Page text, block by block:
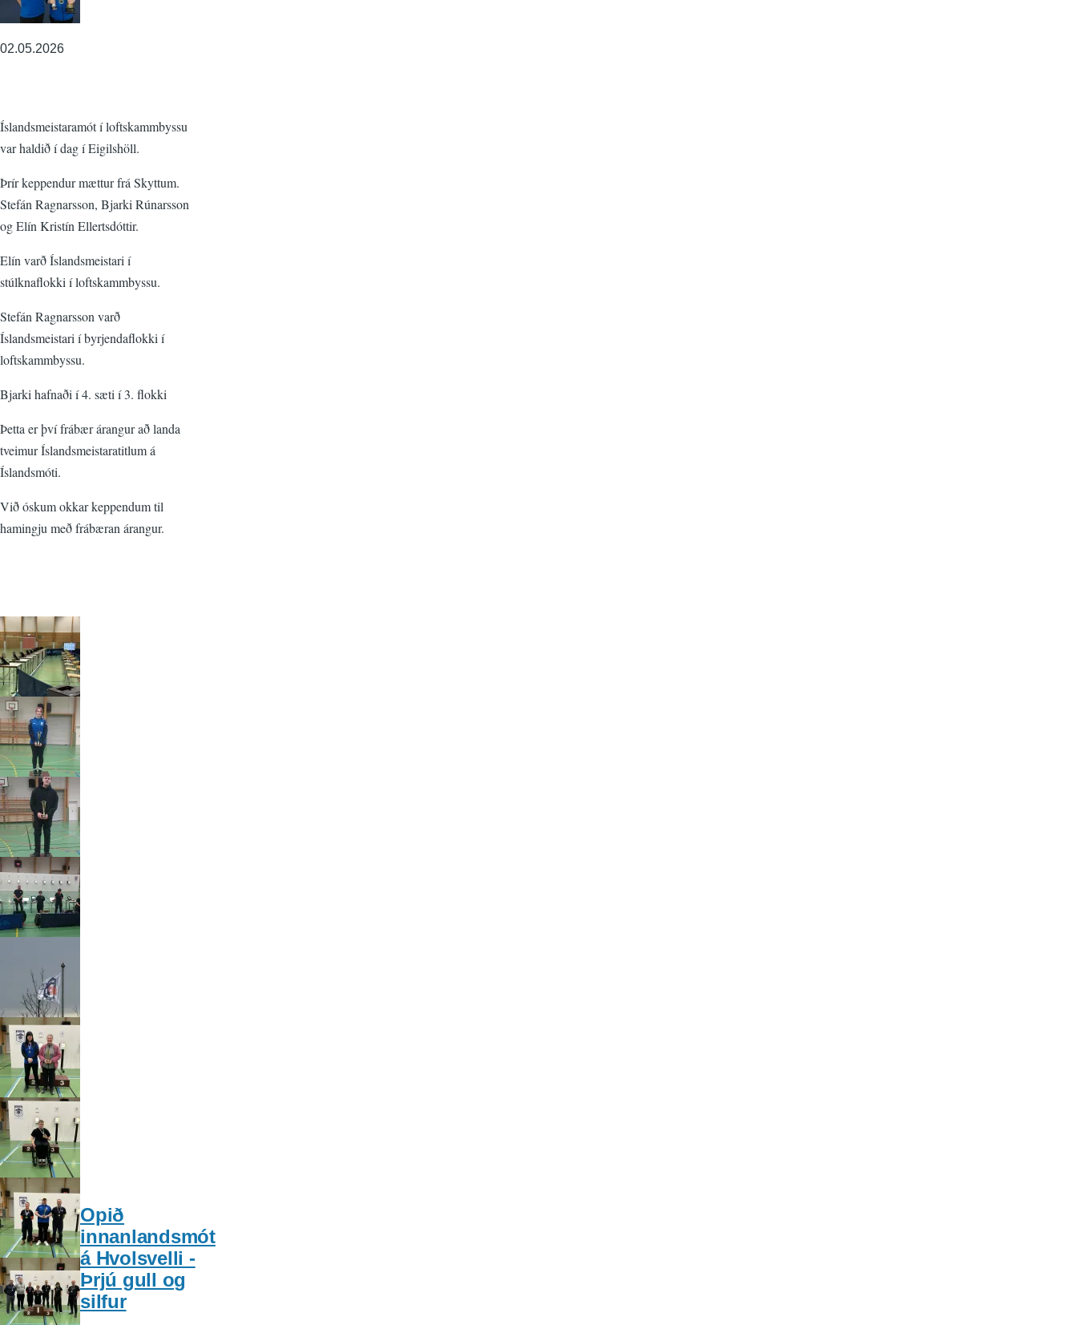
02.05.2026
Íslandsmeistaramót í loftskammbyssu
var haldið í dag í Eigilshöll.
Þrír keppendur mættur frá Skyttum.
Stefán Ragnarsson, Bjarki Rúnarsson
og Elín Kristín Ellertsdóttir.
Elín varð Íslandsmeistari í
stúlknaflokki í loftskammbyssu.
Stefán Ragnarsson varð
Íslandsmeistari í byrjendaflokki í
loftskammbyssu.
Bjarki hafnaði í 4. sæti í 3. flokki
Þetta er því frábær árangur að landa
tveimur Íslandsmeistaratitlum á
Íslandsmóti.
Við óskum okkar keppendum til
hamingju með frábæran árangur.
Opið
innanlandsmót
á Hvolsvelli -
Þrjú gull og
silfur